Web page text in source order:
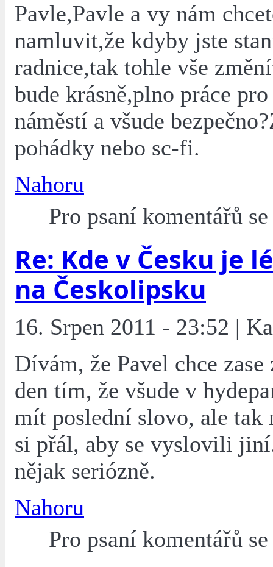
Pavle,Pavle a vy nám
namluvit,že kdyby jste
radnice,tak tohle vše
bude krásně,plno práce
náměstí a všude
pohádky nebo sc-fi.
Nahoru
Pro psaní komentářů
Re: Kde v Česku je
na Českolipsku
16. Srpen 2011 - 23:52 |
Dívám, že Pavel chce
den tím, že všude v
mít poslední slovo, ale tak
si přál, aby se vyslovili
nějak seriózně.
Nahoru
Pro psaní komentářů